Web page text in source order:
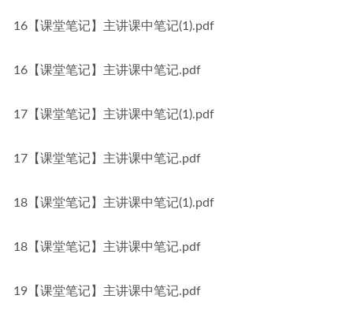
16【课堂笔记】主讲课中笔记(1).pdf
16【课堂笔记】主讲课中笔记.pdf
17【课堂笔记】主讲课中笔记(1).pdf
17【课堂笔记】主讲课中笔记.pdf
18【课堂笔记】主讲课中笔记(1).pdf
18【课堂笔记】主讲课中笔记.pdf
19【课堂笔记】主讲课中笔记.pdf